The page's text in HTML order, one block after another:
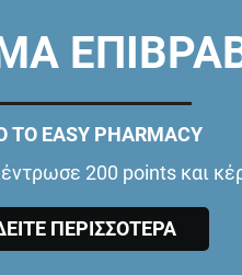
ΤΟ EASY PHARMACY
200 points και
ΠΕΡΙΣΣΟΤΕΡΑ